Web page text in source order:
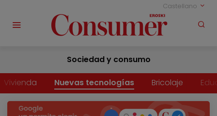
Castellano
Sociedad y consumo
Vivienda Nuevas tecnologías Bricolaje